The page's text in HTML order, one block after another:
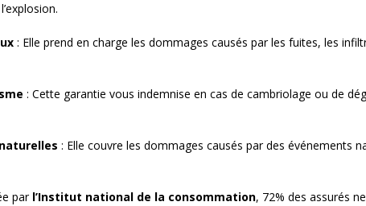
: Elle prend en charge les dommages causés par les fuites, les
: Cette garantie vous indemnise en cas de cambriolage ou de
: Elle couvre les dommages causés par des événements
par l’Institut national de la consommation, 72% des assurés ne